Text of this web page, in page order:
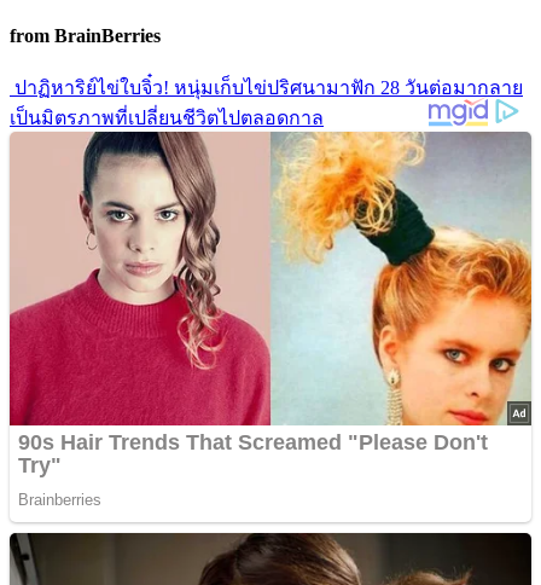
from BrainBerries
ปาฏิหาริย์ไข่ใบจิ๋ว! หนุ่มเก็บไข่ปริศนามาฟัก 28 วันต่อมากลาย
เป็นมิตรภาพที่เปลี่ยนชีวิตไปตลอดกาล
เปิดประวัติความปัง! 10 เรื่องจริงของ “MILLI” แรปเปอร์สาวสุด
แซ่บ ที่พาวงการ T-Pop รันสู่ระดับโลก
รีโนเวทบ้านอยู่ดีๆขนลุกซู่! คู่รักเจอ “ห้องลับ” ซ่อนอยู่หลัง
กระจกห้องน้ำ
เปิดแฟ้มลับ! 5 ทฤษฎีสมคบคิดช็อกโลก เบื้องหลังการ
สิ้นพระชนม์ของ “เจ้าหญิงไดอาน่า” ที่ยังไม่เลือนหาย
หมาเห่ากำแพงไม่หยุด! คู่รักรื้อบ้านพิสูจน์ ก่อนเจอความลับสุด
ช็อกที่ซ่อนอยู่
Advertisements